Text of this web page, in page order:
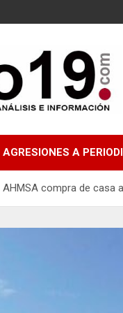
AGRESIONES A
AHMSA compra de casa